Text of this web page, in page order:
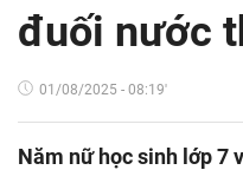
đuối nước
01/08/2025 - 08:19'
Năm nữ học sinh lớp 7